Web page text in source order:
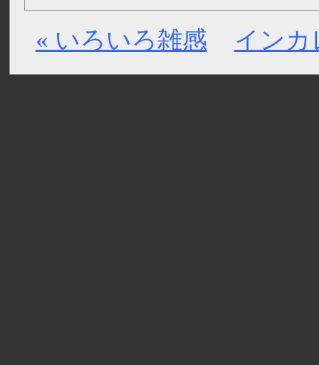
« いろいろ雑感 インカ